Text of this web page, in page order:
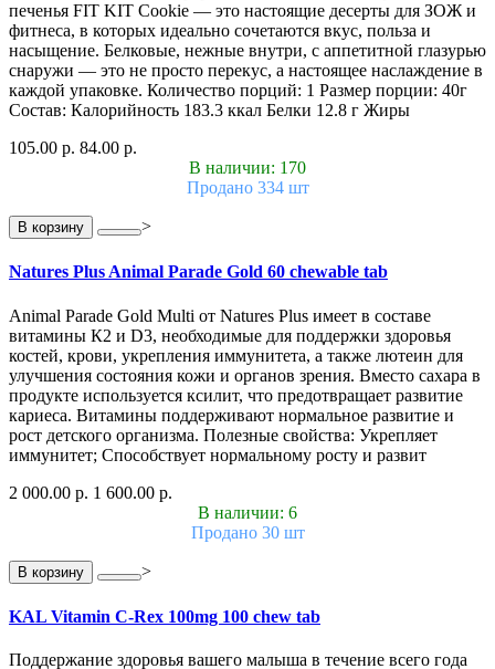
печенья FIT KIT Cookie — это настоящие десерты для ЗОЖ и
фитнеса, в которых идеально сочетаются вкус, польза и
насыщение. Белковые, нежные внутри, с аппетитной глазурью
снаружи — это не просто перекус, а настоящее наслаждение в
каждой упаковке. Количество порций: 1 Размер порции: 40г
Состав: Калорийность 183.3 ккал Белки 12.8 г Жиры
105.00 р. 84.00 р.
В наличии: 170
Продано 334 шт
В корзину >
Natures Plus Animal Parade Gold 60 chewable tab
Animal Parade Gold Multi от Natures Plus имеет в составе
витамины К2 и D3, необходимые для поддержки здоровья
костей, крови, укрепления иммунитета, а также лютеин для
улучшения состояния кожи и органов зрения. Вместо сахара в
продукте используется ксилит, что предотвращает развитие
кариеса. Витамины поддерживают нормальное развитие и
рост детского организма. Полезные свойства: Укрепляет
иммунитет; Способствует нормальному росту и развит
2 000.00 р. 1 600.00 р.
В наличии: 6
Продано 30 шт
В корзину >
KAL Vitamin C-Rex 100mg 100 chew tab
Поддержание здоровья вашего малыша в течение всего года